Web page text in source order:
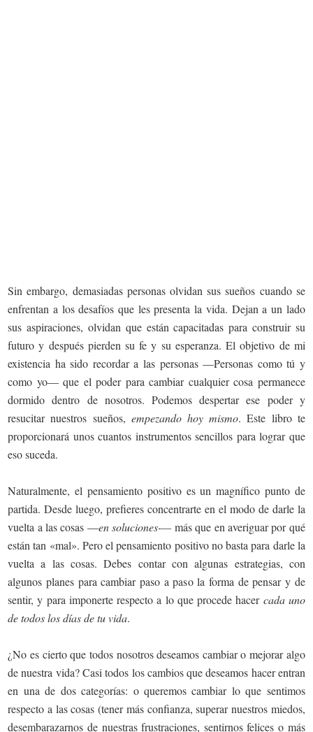
Sin embargo, demasiadas personas olvidan sus sueños cuando se
enfrentan a los desafíos que les presenta la vida. Dejan a un lado
sus aspiraciones, olvidan que están capacitadas para construir su
futuro y después pierden su fe y su esperanza. El objetivo de mi
existencia ha sido recordar a las personas —Personas como tú y
como yo— que el poder para cambiar cualquier cosa permanece
dormido dentro de nosotros. Podemos despertar ese poder y
resucitar nuestros sueños, empezando hoy mismo. Este libro te
proporcionará unos cuantos instrumentos sencillos para lograr que
eso suceda.
Naturalmente, el pensamiento positivo es un magnífico punto de
partida. Desde luego, prefieres concentrarte en el modo de darle la
vuelta a las cosas —en soluciones-—más que en averiguar por qué
están tan «mal». Pero el pensamiento positivo no basta para darle la
vuelta a las cosas. Debes contar con algunas estrategias, con
algunos planes para cambiar paso a paso la forma de pensar y de
sentir, y para imponerte respecto a lo que procede hacer cada uno
de todos los días de tu vida.
¿No es cierto que todos nosotros deseamos cambiar o mejorar algo
de nuestra vida? Casi todos los cambios que deseamos hacer entran
en una de dos categorías: o queremos cambiar lo que sentimos
respecto a las cosas (tener más confianza, superar nuestros miedos,
desembarazarnos de nuestras frustraciones, sentirnos felices o más